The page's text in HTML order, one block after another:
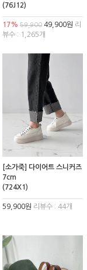
(76J12)
17% 59,90049,900원 리
뷰수 : 1,265개
[소가죽] 다이어트 스니커즈
7cm
(724X1)
59,900원 리뷰수 : 44개